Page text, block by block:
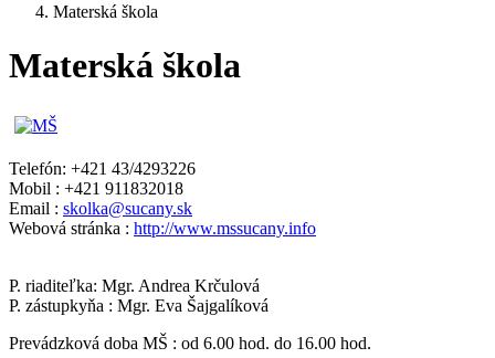
Materská škola
Materská škola
Telefón: +421 43/4293226
Mobil : +421 911832018
Email : skolka@sucany.sk
Webová stránka : http://www.mssucany.info
P. riaditeľka: Mgr. Andrea Krčulová
P. zástupkyňa : Mgr. Eva Šajgalíková
Prevádzková doba MŠ : od 6.00 hod. do 16.00 hod.